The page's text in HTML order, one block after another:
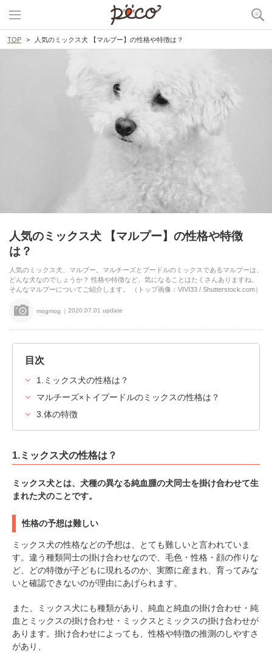
TOP 人気のミックス犬 【マルプー】の性格や特徴は？
人気のミックス犬 【マルプー】の性格や特徴
は？
人気のミックス犬、マルプー。マルチーズとプードルのミックスであるマルプーは、
どんな犬なのでしょうか？ 性格や特徴など、気になることはたくさんありますね。
そんなマルプーについてご紹介します。 （トップ画像：VIVI33 / Shutterstock.com）
mogmog 2020.07.01 update
目次
1.ミックス犬の性格は？
マルチーズ×トイプードルのミックスの性格は？
3.体の特徴
1.ミックス犬の性格は？
ミックス犬とは、犬種の異なる純血腫の犬同士を掛け合わせて生
まれた犬のことです。
性格の予想は難しい
ミックス犬の性格などの予想は、とても難しいと言われていま
す。違う種類同士の掛け合わせなので、毛色・性格・顔の作りな
ど、どの特徴が子どもに現れるのか、実際に産まれ、育ってみな
いと確認できないのが理由にあげられます。
また、ミックス犬にも種類があり、純血と純血の掛け合わせ・純
血とミックスの掛け合わせ・ミックスとミックスの掛け合わせが
あります。掛け合わせによっても、性格や特徴の推測のしやすさ
があり、